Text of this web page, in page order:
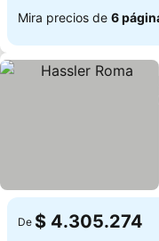
Mira precios de 6
De $ 4.305.274